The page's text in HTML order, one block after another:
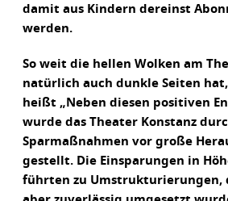
damit aus Kindern dereinst
werden.
So weit die hellen Wolken am
natürlich auch dunkle Seiten
heißt „Neben diesen positiven
wurde das Theater Konstanz
Sparmaßnahmen vor große
gestellt. Die Einsparungen in
führten zu Umstrukturierungen,